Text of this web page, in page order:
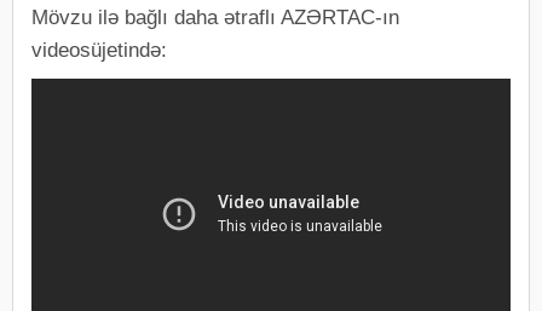
Mövzu ilə bağlı daha ətraflı AZƏRTAC-ın
videosüjetində: